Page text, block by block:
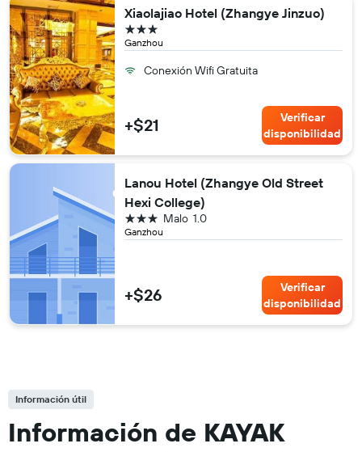
Xiaolajiao Hotel (Zhangye Jinzuo)
Ganzhou
3 estrellas
Conexión Wifi Gratuita
+$21
Verificar
disponibilidad
Lanou Hotel (Zhangye Old Street
Hexi College)
Ganzhou
1.0
Malo
3 estrellas
+$26
Verificar
disponibilidad
Información útil
Información de KAYAK